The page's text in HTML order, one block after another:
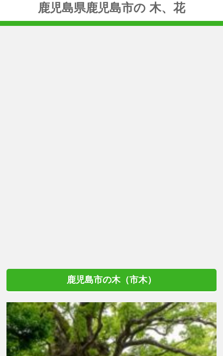
鹿児島県鹿児島市の 木、花
鹿児島市の木（市木）